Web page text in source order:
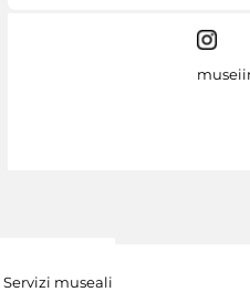
Servizi museali